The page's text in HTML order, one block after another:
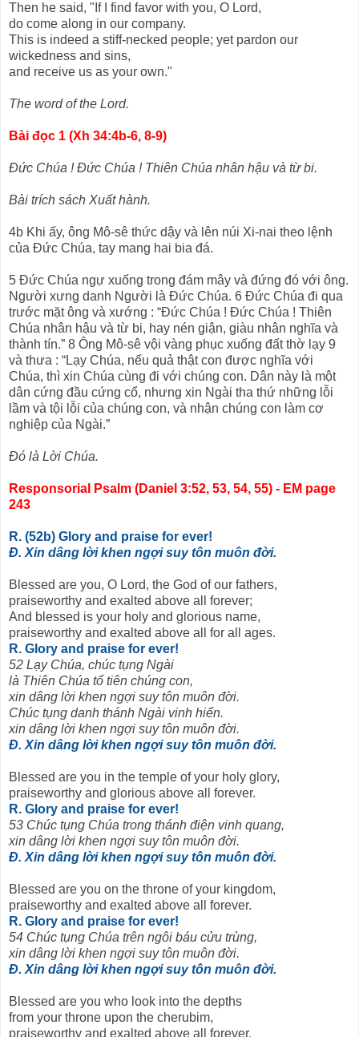
Then he said, "If I find favor with you, O Lord,
do come along in our company.
This is indeed a stiff-necked people; yet pardon our
wickedness and sins,
and receive us as your own."
The word of the Lord.
Bài đọc 1 (Xh 34:4b-6, 8-9)
Đức Chúa ! Đức Chúa ! Thiên Chúa nhân hậu và từ bi.
Bài trích sách Xuất hành.
4b Khi ấy, ông Mô-sê thức dậy và lên núi Xi-nai theo lệnh
của Đức Chúa, tay mang hai bia đá.
5 Đức Chúa ngự xuống trong đám mây và đứng đó với ông.
Người xưng danh Người là Đức Chúa. 6 Đức Chúa đi qua
trước mặt ông và xướng : “Đức Chúa ! Đức Chúa ! Thiên
Chúa nhân hậu và từ bi, hay nén giận, giàu nhân nghĩa và
thành tín.” 8 Ông Mô-sê vội vàng phục xuống đất thờ lạy 9
và thưa : “Lạy Chúa, nếu quả thật con được nghĩa với
Chúa, thì xin Chúa cùng đi với chúng con. Dân này là một
dân cứng đầu cứng cổ, nhưng xin Ngài tha thứ những lỗi
lầm và tội lỗi của chúng con, và nhận chúng con làm cơ
nghiệp của Ngài.”
Đó là Lời Chúa.
Responsorial Psalm (Daniel 3:52, 53, 54, 55) - EM page
243
R. (52b) Glory and praise for ever!
Đ. Xin dâng lời khen ngợi suy tôn muôn đời.
Blessed are you, O Lord, the God of our fathers,
praiseworthy and exalted above all forever;
And blessed is your holy and glorious name,
praiseworthy and exalted above all for all ages.
R. Glory and praise for ever!
52 Lạy Chúa, chúc tụng Ngài
là Thiên Chúa tổ tiên chúng con,
xin dâng lời khen ngợi suy tôn muôn đời.
Chúc tụng danh thánh Ngài vinh hiển.
xin dâng lời khen ngợi suy tôn muôn đời.
Đ. Xin dâng lời khen ngợi suy tôn muôn đời.
Blessed are you in the temple of your holy glory,
praiseworthy and glorious above all forever.
R. Glory and praise for ever!
53 Chúc tụng Chúa trong thánh điện vinh quang,
xin dâng lời khen ngợi suy tôn muôn đời.
Đ. Xin dâng lời khen ngợi suy tôn muôn đời.
Blessed are you on the throne of your kingdom,
praiseworthy and exalted above all forever.
R. Glory and praise for ever!
54 Chúc tụng Chúa trên ngôi báu cửu trùng,
xin dâng lời khen ngợi suy tôn muôn đời.
Đ. Xin dâng lời khen ngợi suy tôn muôn đời.
Blessed are you who look into the depths
from your throne upon the cherubim,
praiseworthy and exalted above all forever.